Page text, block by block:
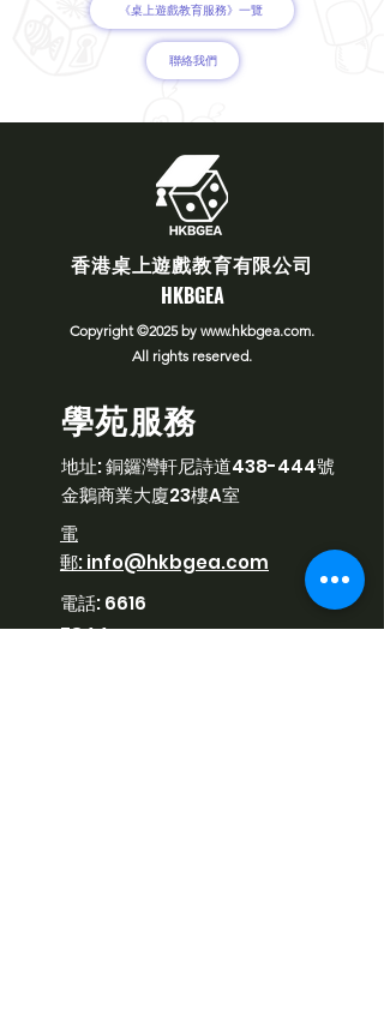
《桌上遊戲教育服務》一覽
聯絡我們
​香港桌上遊戲教育有限公司
​HKBGEA
Copyright ©2025by www.hkbgea.com.
All rights reserved.
學苑服務
​地址:銅鑼灣軒尼詩道438-444號
金鵝商業大廈23樓A室
​電
郵:info@hkbgea.com
電話:6616
7844